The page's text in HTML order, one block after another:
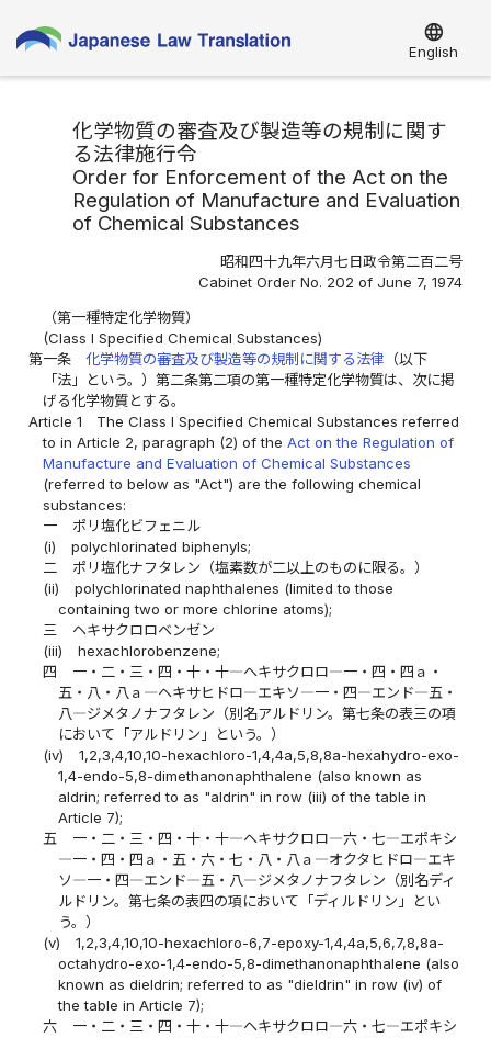
language
English
化学物質の審査及び製造等の規制に関す
る法律施行令
Order for Enforcement of the Act on the
Regulation of Manufacture and Evaluation
of Chemical Substances
昭和四十九年六月七日政令第二百二号
Cabinet Order No. 202 of June 7, 1974
（第一種特定化学物質）
(Class I Specified Chemical Substances)
第一条
化学物質の審査及び製造等の規制に関する法律 （以下
「法」という。）第二条第二項の第一種特定化学物質は、次に掲
げる化学物質とする。
Article 1
The Class I Specified Chemical Substances referred
to in Article 2, paragraph (2) of theAct on the Regulation of
Manufacture and Evaluation of Chemical Substances
(referred to below as "Act") are the following chemical
substances:
一
ポリ塩化ビフェニル
(i)
polychlorinated biphenyls;
二
ポリ塩化ナフタレン（塩素数が二以上のものに限る。）
(ii)
polychlorinated naphthalenes (limited to those
containing two or more chlorine atoms);
三
ヘキサクロロベンゼン
(iii)
hexachlorobenzene;
四
一・二・三・四・十・十―ヘキサクロロ―一・四・四ａ・
五・八・八ａ―ヘキサヒドロ―エキソ―一・四―エンド―五・
八―ジメタノナフタレン（別名アルドリン。第七条の表三の項
において「アルドリン」という。）
(iv)
1,2,3,4,10,10-hexachloro-1,4,4a,5,8,8a-hexahydro-exo-
1,4-endo-5,8-dimethanonaphthalene (also known as
aldrin; referred to as "aldrin" in row (iii) of the table in
Article 7);
五
一・二・三・四・十・十―ヘキサクロロ―六・七―エポキシ
―一・四・四ａ・五・六・七・八・八ａ―オクタヒドロ―エキ
ソ―一・四―エンド―五・八―ジメタノナフタレン（別名ディ
ルドリン。第七条の表四の項において「ディルドリン」とい
う。）
(v)
1,2,3,4,10,10-hexachloro-6,7-epoxy-1,4,4a,5,6,7,8,8a-
octahydro-exo-1,4-endo-5,8-dimethanonaphthalene (also
known as dieldrin; referred to as "dieldrin" in row (iv) of
the table in Article 7);
六
一・二・三・四・十・十―ヘキサクロロ―六・七―エポキシ